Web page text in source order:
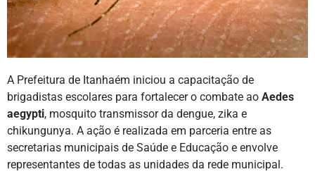
A Prefeitura de Itanhaém iniciou a capacitação de
brigadistas escolares para fortalecer o combate ao Aedes
aegypti, mosquito transmissor da dengue, zika e
chikungunya. A ação é realizada em parceria entre as
secretarias municipais de Saúde e Educação e envolve
representantes de todas as unidades da rede municipal.